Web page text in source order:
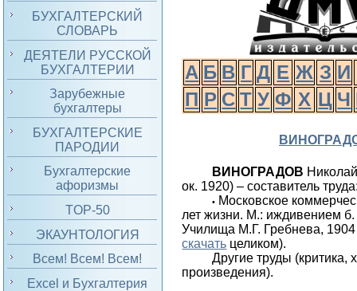
БУХГАЛТЕРСКИЙ
СЛОВАРЬ
ДЕЯТЕЛИ РУССКОЙ
БУХГАЛТЕРИИ
Зарубежные
бухгалтеры
БУХГАЛТЕРСКИЕ
ПАРОДИИ
Бухгалтерские
афоризмы
TOP-50
ЭКАУНТОЛОГИЯ
Всем! Всем! Всем!
Excel и Бухгалтерия
А Б В Г Д Е Ж З И
П Р С Т У Ф Х Ц Ч
ВИНОГРАДОВ
ок. 1920) – составитель
• Московское
лет жизни. М.: иждивением б.
Училища М.Г. Гребнева,
скачать целиком).
Другие труды (критика,
произведения).